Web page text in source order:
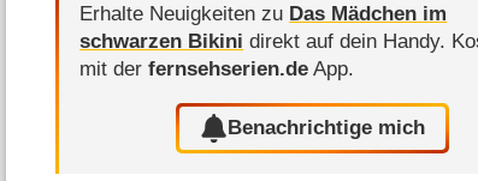
Erhalte Neuigkeiten zu Das Mädchen im
schwarzen Bikini direkt auf dein Handy.
mit derfernsehserien.de App.
Benachrichtige mich